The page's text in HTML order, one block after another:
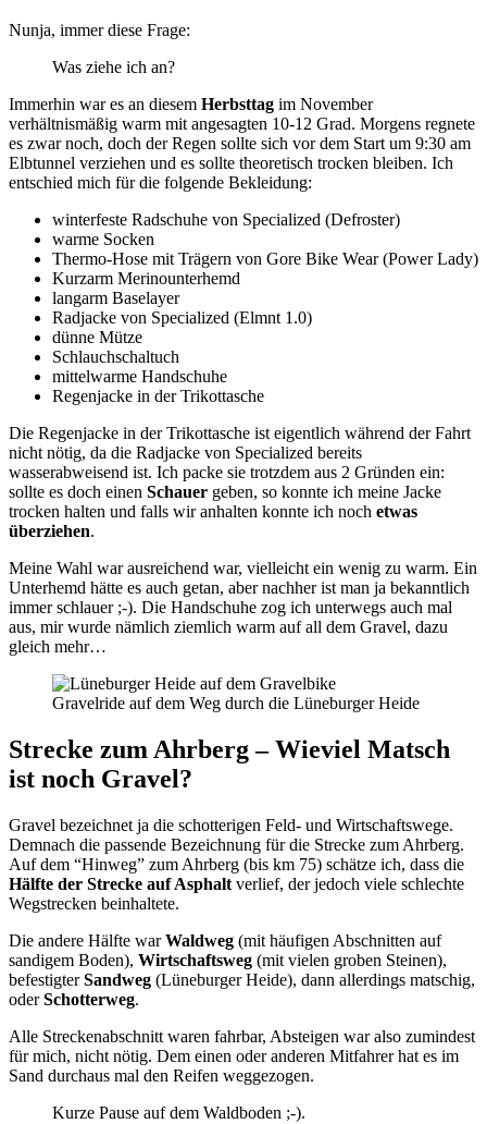
Nunja, immer diese Frage:
Was ziehe ich an?
Immerhin war es an diesem Herbsttag im November
verhältnismäßig warm mit angesagten 10-12 Grad. Morgens regnete
es zwar noch, doch der Regen sollte sich vor dem Start um 9:30 am
Elbtunnel verziehen und es sollte theoretisch trocken bleiben. Ich
entschied mich für die folgende Bekleidung:
winterfeste Radschuhe von Specialized (Defroster)
warme Socken
Thermo-Hose mit Trägern von Gore Bike Wear (Power Lady)
Kurzarm Merinounterhemd
langarm Baselayer
Radjacke von Specialized (Elmnt 1.0)
dünne Mütze
Schlauchschaltuch
mittelwarme Handschuhe
Regenjacke in der Trikottasche
Die Regenjacke in der Trikottasche ist eigentlich während der Fahrt
nicht nötig, da die Radjacke von Specialized bereits
wasserabweisend ist. Ich packe sie trotzdem aus 2 Gründen ein:
sollte es doch einen Schauer geben, so konnte ich meine Jacke
trocken halten und falls wir anhalten konnte ich noch etwas
überziehen.
Meine Wahl war ausreichend war, vielleicht ein wenig zu warm. Ein
Unterhemd hätte es auch getan, aber nachher ist man ja bekanntlich
immer schlauer ;-). Die Handschuhe zog ich unterwegs auch mal
aus, mir wurde nämlich ziemlich warm auf all dem Gravel, dazu
gleich mehr…
Gravelride auf dem Weg durch die Lüneburger Heide
Strecke zum Ahrberg – Wieviel Matsch
ist noch Gravel?
Gravel bezeichnet ja die schotterigen Feld- und Wirtschaftswege.
Demnach die passende Bezeichnung für die Strecke zum Ahrberg.
Auf dem “Hinweg” zum Ahrberg (bis km 75) schätze ich, dass die
Hälfte der Strecke auf Asphalt verlief, der jedoch viele schlechte
Wegstrecken beinhaltete.
Die andere Hälfte warWaldweg (mit häufigen Abschnitten auf
sandigem Boden), Wirtschaftsweg (mit vielen groben Steinen),
befestigterSandweg (Lüneburger Heide), dann allerdings matschig,
oderSchotterweg.
Alle Streckenabschnitt waren fahrbar, Absteigen war also zumindest
für mich, nicht nötig. Dem einen oder anderen Mitfahrer hat es im
Sand durchaus mal den Reifen weggezogen.
Kurze Pause auf dem Waldboden ;-).